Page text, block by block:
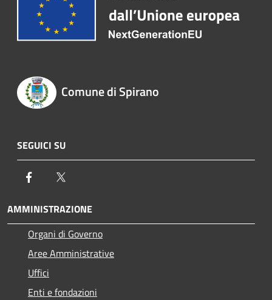
Comune di Spirano
SEGUICI SU
Facebook
AMMINISTRAZIONE
Organi di Governo
Aree Amministrative
Uffici
Enti e fondazioni